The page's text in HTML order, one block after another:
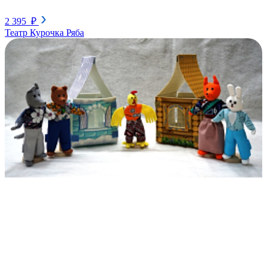
2 395 ₽
Театр Курочка Ряба